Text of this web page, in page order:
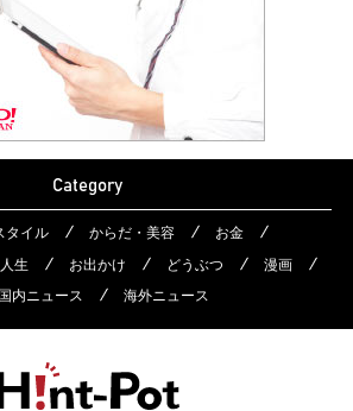
Category
タイル からだ・美容
お金
生 お出かけ どうぶつ
漫画
国内ニュース 海外ニュース